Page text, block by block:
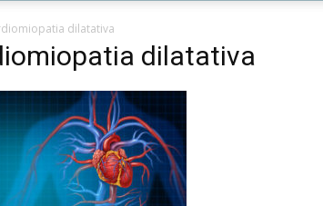
dilatativa
dilatativa